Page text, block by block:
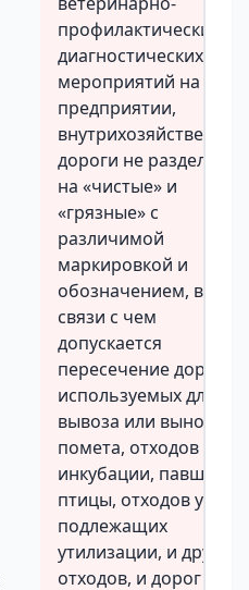
профилактических и
диагностических
мероприятий на
предприятии,
внутрихозяйственные
дороги не разделены
на «чистые» и
«грязные» с
различимой
маркировкой и
обозначением, в
связи с чем
допускается
пересечение дорог,
используемых для
вывоза или выноса
помета, отходов
инкубации, павшей
птицы, отходов убоя,
подлежащих
утилизации, и других
отходов, и дорог для